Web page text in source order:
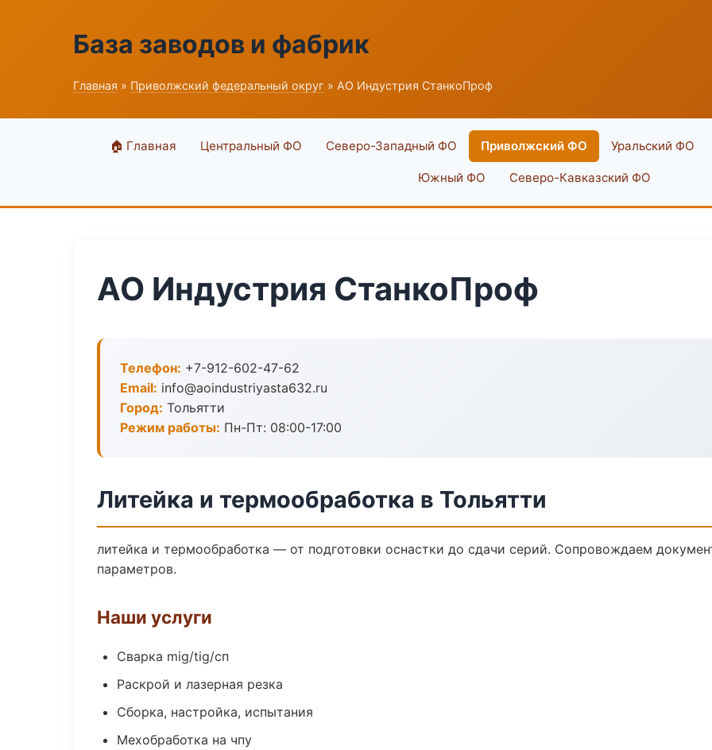
База заводов и фабрик
Главная » Приволжский федеральный округ » АО Индустрия СтанкоПроф
🏠 Главная Центральный ФО Северо-Западный ФО Приволжский ФО Уральский ФО
Южный ФО Северо-Кавказский ФО
АО Индустрия СтанкоПроф
Телефон: +7-912-602-47-62
Email: info@aoindustriyasta632.ru
Город: Тольятти
Режим работы: Пн-Пт: 08:00-17:00
Литейка и термообработка в Тольятти
литейка и термообработка — от подготовки оснастки до сдачи серий. Сопровождаем
параметров.
Наши услуги
Сварка mig/tig/сп
Раскрой и лазерная резка
Сборка, настройка, испытания
Мехобработка на чпу